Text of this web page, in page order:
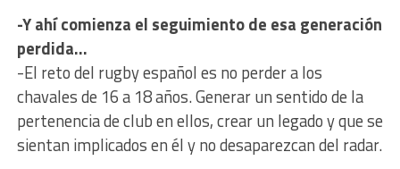
-Y ahí comienza el seguimiento de esa generación
perdida…
-El reto del rugby español es no perder a los
chavales de 16 a 18 años. Generar un sentido de la
pertenencia de club en ellos, crear un legado y que se
sientan implicados en él y no desaparezcan del radar.